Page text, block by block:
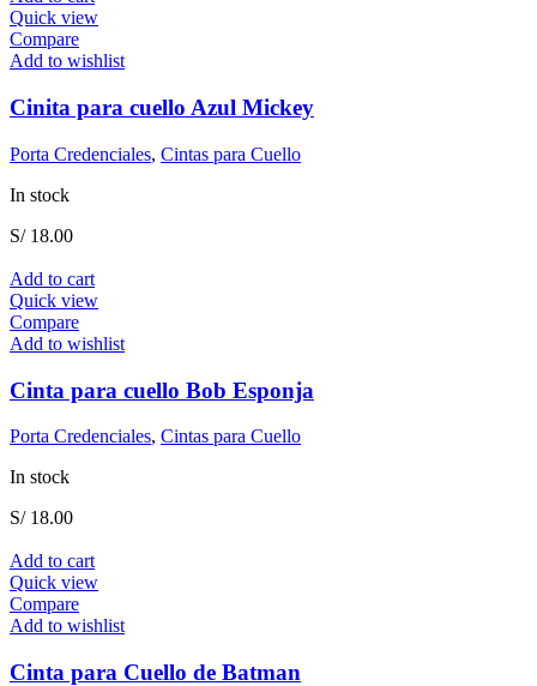
Quick view
Compare
Add to wishlist
Cinita para cuello Azul Mickey
Porta Credenciales, Cintas para Cuello
In stock
S/18.00
Add to cart
Quick view
Compare
Add to wishlist
Cinta para cuello Bob Esponja
Porta Credenciales, Cintas para Cuello
In stock
S/18.00
Add to cart
Quick view
Compare
Add to wishlist
Cinta para Cuello de Batman